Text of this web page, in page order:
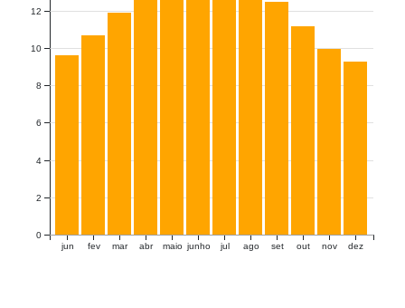
jun fev mar abr maio junho jul ago set out nov dez
0
2
4
6
8
10
12